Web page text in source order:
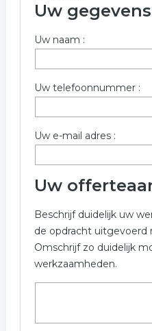
Uw gegevens
Uw naam :
Uw telefoonnummer :
Uw e-mail adres :
Uw
Beschrijf duidelijk uw
de opdracht uitgevoerd
Omschrijf zo duidelijk
werkzaamheden.